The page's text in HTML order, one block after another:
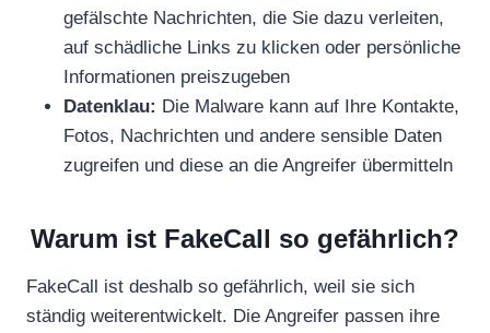
gefälschte Nachrichten, die Sie dazu verleiten,
auf schädliche Links zu klicken oder persönliche
Informationen preiszugeben
Datenklau: Die Malware kann auf Ihre Kontakte,
Fotos, Nachrichten und andere sensible Daten
zugreifen und diese an die Angreifer übermitteln
Warum ist FakeCall so gefährlich?
FakeCall ist deshalb so gefährlich, weil sie sich
ständig weiterentwickelt. Die Angreifer passen ihre